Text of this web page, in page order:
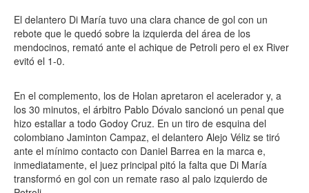
El delantero Di María tuvo una clara chance de gol con un
rebote que le quedó sobre la izquierda del área de los
mendocinos, remató ante el achique de Petroli pero el ex River
evitó el 1-0.
En el complemento, los de Holan apretaron el acelerador y, a
los 30 minutos, el árbitro Pablo Dóvalo sancionó un penal que
hizo estallar a todo Godoy Cruz. En un tiro de esquina del
colombiano Jaminton Campaz, el delantero Alejo Véliz se tiró
ante el mínimo contacto con Daniel Barrea en la marca e,
inmediatamente, el juez principal pitó la falta que Di María
transformó en gol con un remate raso al palo izquierdo de